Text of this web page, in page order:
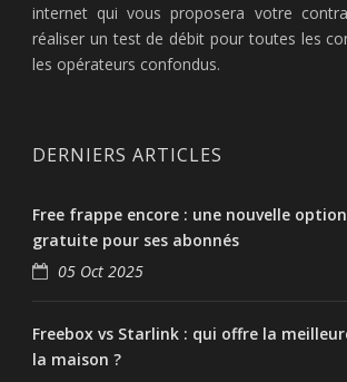
internet qui vous proposera votre
réaliser un test de débit pour toutes les
les opérateurs confondus.
DERNIERS ARTICLES
Free frappe encore : une nouvelle
gratuite pour ses abonnés
05 Oct 2025
Freebox vs Starlink : qui offre la
la maison ?